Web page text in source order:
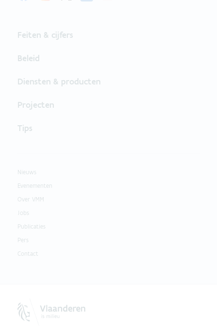
Feiten & cijfers
Beleid
Diensten & producten
Projecten
Tips
Nieuws
Evenementen
Over VMM
Jobs
Publicaties
Pers
Contact